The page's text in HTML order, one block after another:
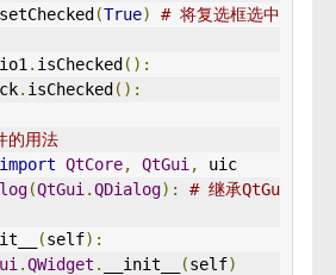
setChecked (True)
# 将复选框选中
. isChecked ():
. isChecked ():
的用法
import QtCore, QtGui ,
uic
(QtGui .QDialog):
# 继承QtGu
(self):
.QWidget . __init__ (self)